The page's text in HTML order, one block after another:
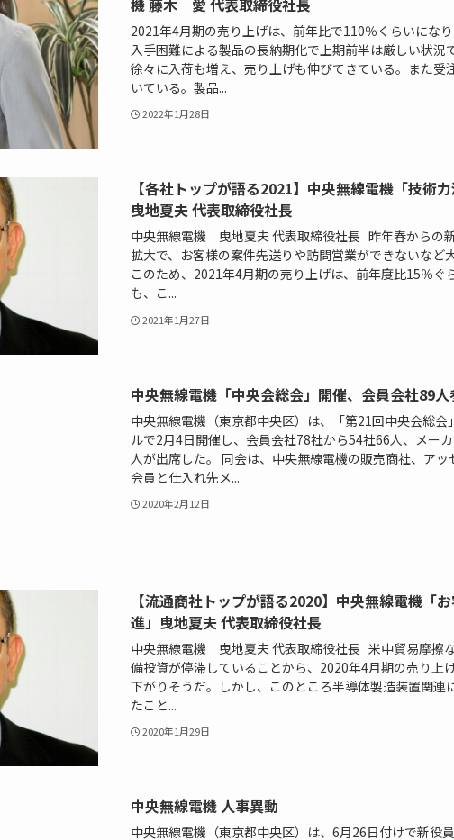
2021年4月期の売り上げは、前年比で110％くらいにな
入手困難による製品の長納期化で上期前半は厳しい状況
徐々に入荷も増え、売り上げも伸びてきている。また受
いている。製品...
2022年1月28日
【各社トップが語る2021】中央無線電機「技術
曳地夏夫 代表取締役社長
中央無線電機 曳地夏夫 代表取締役社長 昨年春からの
拡大で、お客様の案件先送りや訪問営業ができないなど
このため、2021年4月期の売り上げは、前年度比15％ぐ
も、こ...
2021年1月27日
中央無線電機「中央会総会」開催、会員会社89人
中央無線電機（東京都中央区）は、「第21回中央会総会
ルで2月4日開催し、会員会社78社から54社66人、メー
人が出席した。 同会は、中央無線電機の販売商社、ア
会員と仕入れ先メ...
2020年2月12日
【流通商社トップが語る2020】中央無線電機「
進」曳地夏夫 代表取締役社長
中央無線電機 曳地夏夫 代表取締役社長 米中貿易摩擦
備投資が停滞していることから、2020年4月期の売り上
下がりそうだ。しかし、このところ半導体製造装置関連
たこと...
2020年1月29日
中央無線電機 人事異動
中央無線電機（東京都中央区）は、6月26日付けで新役